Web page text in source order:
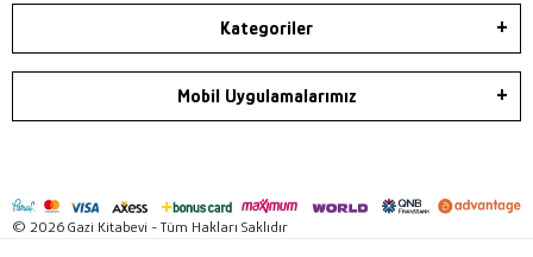
Kategoriler
Mobil Uygulamalarımız
© 2026 Gazi Kitabevi - Tüm Hakları Saklıdır